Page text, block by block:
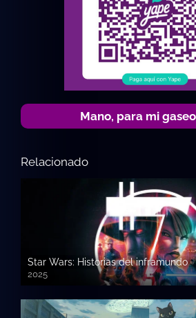
Mano, para mi
Relacionado
Star Wars: Historias del inframundo
2025